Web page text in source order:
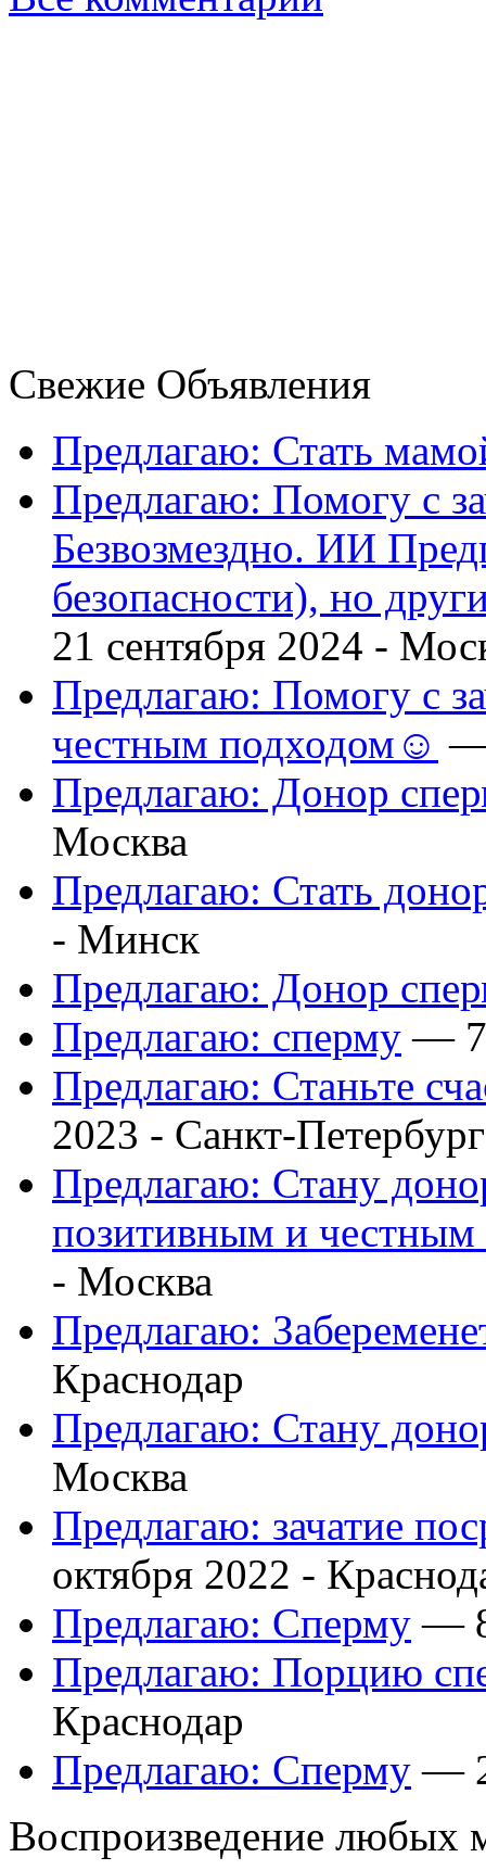
Свежие Объявления
Предлагаю: Стать
Предлагаю: Помогу с
Безвозмездно. ИИ
безопасности), но
21 сентября 2024 -
Предлагаю: Помогу с
честным подходом☺ —
Предлагаю: Донор
Москва
Предлагаю: Стать
- Минск
Предлагаю: Донор
Предлагаю: сперму — 7
Предлагаю: Станьте
2023 - Санкт-Петербург
Предлагаю: Стану
позитивным и
- Москва
Предлагаю:
Краснодар
Предлагаю: Стану
Москва
Предлагаю: зачатие
октября 2022 -
Предлагаю: Сперму —
Предлагаю: Порцию
Краснодар
Предлагаю: Сперму —
Воспроизведение любых